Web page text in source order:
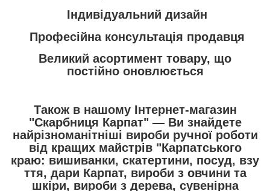
Індивідуальний дизайн
Професійна консультація продавця
Великий асортимент товару, що
постійно оновлюється
Також в нашому Інтернет-магазин
"Скарбниця Карпат"― Ви знайдете
найрізноманітніші вироби ручної роботи
від кращих майстрів "Карпатського
краю: вишиванки, скатертини, посуд, взу
ття, дари Карпат, вироби з овчини та
шкіри, вироби з дерева, сувенірна